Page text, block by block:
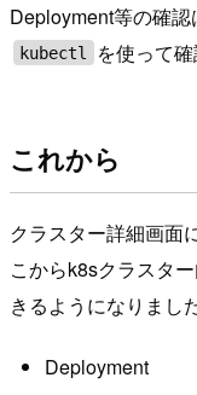
Deployment等の確
kubectl を使って
これから
クラスター詳細画面
こからk8sクラスタ
きるようになりました
Deployment